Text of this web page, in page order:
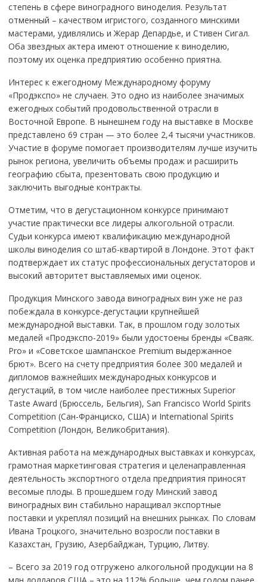
степень в сфере виноградного виноделия. Результат
отменный – качеством игристого, созданного минскими
мастерами, удивлялись и Жерар Депардье, и Стивен Сигал.
Оба звездных актера имеют отношение к виноделию,
поэтому их оценка предприятию особенно приятна.
Интерес к ежегодному Международному форуму
«Продэкспо» не случаен. Это одно из наиболее значимых
ежегодных событий продовольственной отрасли в
Восточной Европе. В нынешнем году на выставке в Москве
представлено 69 стран — это более 2,4 тысячи участников.
Участие в форуме помогает производителям лучше изучить
рынок региона, увеличить объемы продаж и расширить
географию сбыта, презентовать свою продукцию и
заключить выгодные контракты.
Отметим, что в дегустационном конкурсе принимают
участие практически все лидеры алкогольной отрасли.
Судьи конкурса имеют квалификацию международной
школы виноделия со штаб-квартирой в Лондоне. Этот факт
подтверждает их статус профессиональных дегустаторов и
высокий авторитет выставляемых ими оценок.
Продукция Минского завода виноградных вин уже не раз
побеждала в конкурсе-дегустации крупнейшей
международной выставки. Так, в прошлом году золотых
медалей «Продэкспо-2019» были удостоены бренды «Сваяк.
Pro» и «Советское шампанское Premium выдержанное
брют». Всего на счету предприятия более 300 медалей и
дипломов важнейших международных конкурсов и
дегустаций, в том числе наиболее престижных Superior
Taste Award (Брюссель, Бельгия), San Francisco World Spirits
Competition (Сан-Франциско, США) и International Spirits
Competition (Лондон, Великобритания).
Активная работа на международных выставках и конкурсах,
грамотная маркетинговая стратегия и целенаправленная
деятельность экспортного отдела предприятия приносят
весомые плоды. В прошедшем году Минский завод
виноградных вин стабильно наращивал экспортные
поставки и укреплял позиций на внешних рынках. По словам
Ивана Троцкого, значительно возросли поставки в
Казахстан, Грузию, Азербайджан, Турцию, Литву.
– Всего за 2019 год отгружено алкогольной продукции на 8